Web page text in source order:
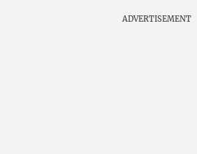
ADVERTISEMENT